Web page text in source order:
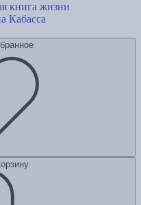
книга жизни
Кабасса